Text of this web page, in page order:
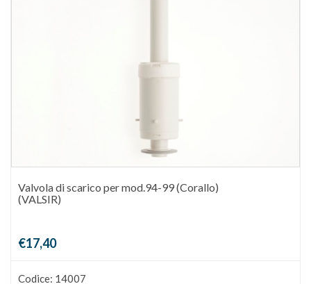
Valvola di scarico per mod.94-99 (Corallo)
(VALSIR)
€17,40
Codice: 14007